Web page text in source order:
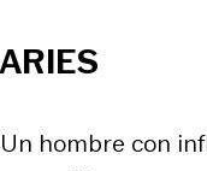
ARIES
Un hombre con